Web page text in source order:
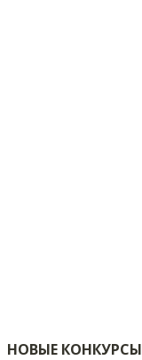
НОВЫЕ КОНКУРСЫ